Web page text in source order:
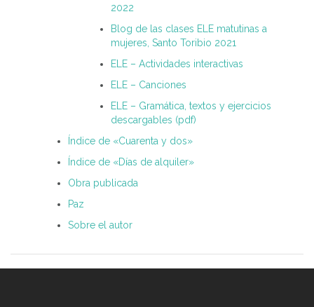
2022
Blog de las clases ELE matutinas a
mujeres, Santo Toribio 2021
ELE – Actividades interactivas
ELE – Canciones
ELE – Gramática, textos y ejercicios
descargables (pdf)
Índice de «Cuarenta y dos»
Índice de «Días de alquiler»
Obra publicada
Paz
Sobre el autor